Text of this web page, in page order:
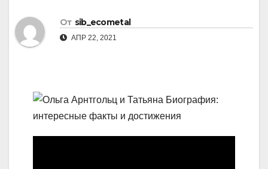
От sib_ecometal
АПР 22, 2021